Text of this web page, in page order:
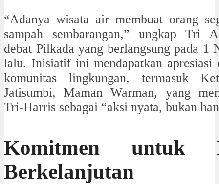
“Adanya wisata air membuat orang
sampah sembarangan,” ungkap Tri
debat Pilkada yang berlangsung pada 1
lalu. Inisiatif ini mendapatkan apresiasi
komunitas lingkungan, termasuk
Jatisumbi, Maman Warman, yang
Tri-Harris sebagai “aksi nyata, bukan
Komitmen untuk
Berkelanjutan